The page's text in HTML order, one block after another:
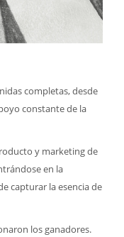
completas, desde
constante de la
y marketing de
en la
capturar la esencia de
los ganadores.